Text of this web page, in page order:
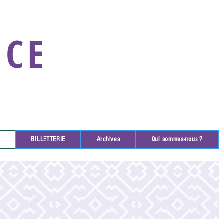
BILLETTERIE Archives Qui sommes-nous ?